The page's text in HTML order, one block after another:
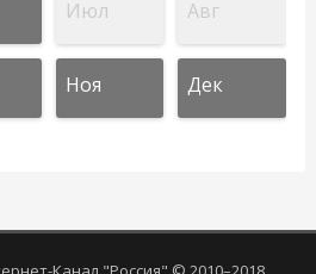
Июл Авг
Ноя Дек